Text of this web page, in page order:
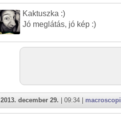
Kaktuszka :)
Jó meglátás, jó kép :)
2013. december 29. | 09:34 |